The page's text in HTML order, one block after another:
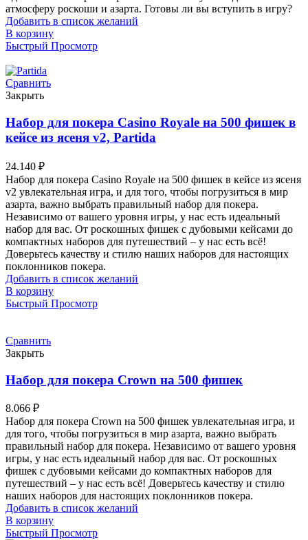
атмосферу роскоши и азарта. Готовы ли вы вступить в игру?
Добавить в список желаний
В корзину
Быстрый Просмотр
Сравнить
Закрыть
Набор для покера Casino Royale на 500 фишек в
кейсе из ясеня v2, Partida
24.140 ₽
Набор для покера Casino Royale на 500 фишек в кейсе из ясеня
v2 увлекательная игра, и для того, чтобы погрузиться в мир
азарта, важно выбрать правильный набор для покера.
Независимо от вашего уровня игры, у нас есть идеальный
набор для вас. От роскошных фишек с дубовыми кейсами до
компактных наборов для путешествий – у нас есть всё!
Доверьтесь качеству и стилю наших наборов для настоящих
поклонников покера.
Добавить в список желаний
В корзину
Быстрый Просмотр
Сравнить
Закрыть
Набор для покера Crown на 500 фишек
8.066 ₽
Набор для покера Crown на 500 фишек увлекательная игра, и
для того, чтобы погрузиться в мир азарта, важно выбрать
правильный набор для покера. Независимо от вашего уровня
игры, у нас есть идеальный набор для вас. От роскошных
фишек с дубовыми кейсами до компактных наборов для
путешествий – у нас есть всё! Доверьтесь качеству и стилю
наших наборов для настоящих поклонников покера.
Добавить в список желаний
В корзину
Быстрый Просмотр